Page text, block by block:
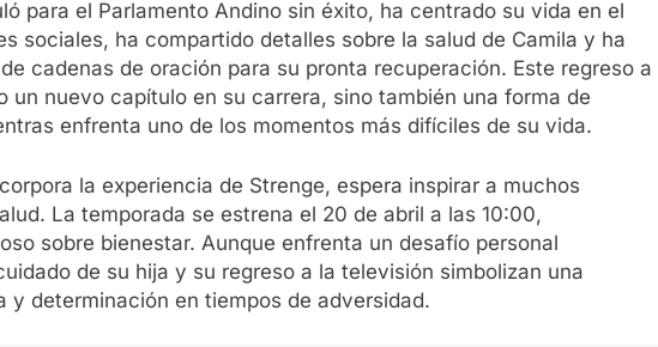
para el Parlamento Andino sin éxito, ha centrado su vida en el
sociales, ha compartido detalles sobre la salud de Camila y ha
cadenas de oración para su pronta recuperación. Este regreso a
un nuevo capítulo en su carrera, sino también una forma de
enfrenta uno de los momentos más difíciles de su vida.
la experiencia de Strenge, espera inspirar a muchos
La temporada se estrena el 20 de abril a las 10:00,
sobre bienestar. Aunque enfrenta un desafío personal
de su hija y su regreso a la televisión simbolizan una
y determinación en tiempos de adversidad.